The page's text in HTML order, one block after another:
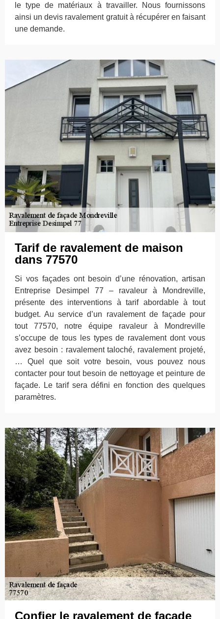
le type de matériaux à travailler. Nous fournissons
ainsi un devis ravalement gratuit à récupérer en faisant
une demande.
Tarif de ravalement de maison
dans 77570
Si vos façades ont besoin d’une rénovation, artisan
Entreprise Desimpel 77 – ravaleur à Mondreville,
présente des interventions à tarif abordable à tout
budget. Au service d’un ravalement de façade pour
tout 77570, notre équipe ravaleur à Mondreville
s’occupe de tous les types de ravalement dont vous
avez besoin : ravalement taloché, ravalement projeté,
… Quel que soit votre besoin, vous pouvez nous
contacter pour tout besoin de nettoyage et peinture de
façade. Le tarif sera défini en fonction des quelques
paramètres.
Confier le ravalement de façade